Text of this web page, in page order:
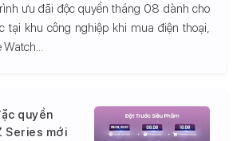
ưu đãi độc quyền tháng 08 dành cho
tại khu công nghiệp khi mua điện thoại,
Watch...
quyền
Series mới